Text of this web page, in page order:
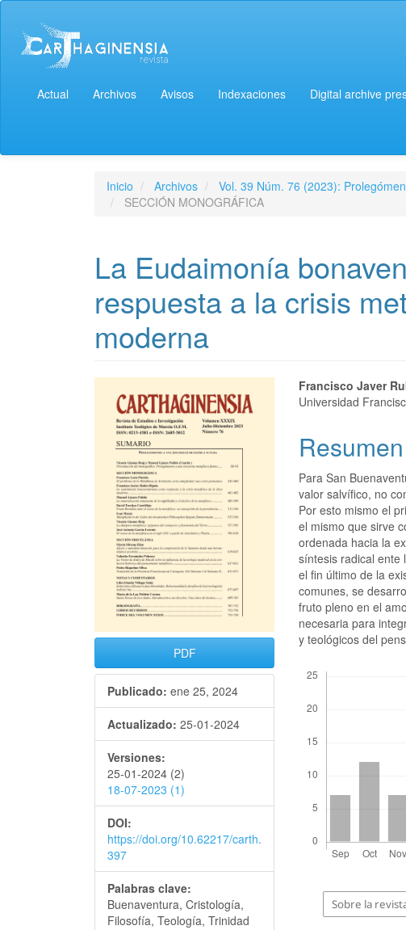
Actual Archivos Avisos Indexaciones Digital archive
Inicio Archivos
Vol. 39 Núm. 76 (2023):
SECCIÓN MONOGRÁFICA
La Eudaimonía
respuesta a la crisis
moderna
PDF
Publicado: ene 25, 2024
Actualizado: 25-01-2024
Versiones:
25-01-2024 (2)
18-07-2023 (1)
DOI:
https://doi.org/10.62217/carth.
397
Palabras clave:
Buenaventura, Cristología,
Filosofía, Teología, Trinidad
Francisco Javer
Universidad
Resumen
Para San
valor salvífico, no
Por esto mismo el
el mismo que sirve
ordenada hacia la
síntesis radical ente
el fin último de la
comunes, se
fruto pleno en el
necesaria para
y teológicos del
Sobre la